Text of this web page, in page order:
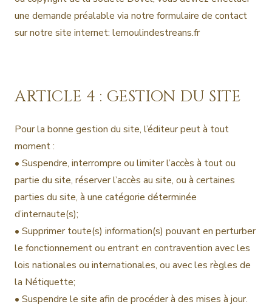
une demande préalable via notre formulaire de contact
sur notre site internet: lemoulindestreans.fr
ARTICLE 4 : GESTION DU SITE
Pour la bonne gestion du site, l’éditeur peut à tout
moment :
• Suspendre, interrompre ou limiter l’accès à tout ou
partie du site, réserver l’accès au site, ou à certaines
parties du site, à une catégorie déterminée
d’internaute(s);
• Supprimer toute(s) information(s) pouvant en perturber
le fonctionnement ou entrant en contravention avec les
lois nationales ou internationales, ou avec les règles de
la Nétiquette;
• Suspendre le site afin de procéder à des mises à jour.